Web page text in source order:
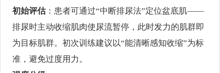
初始评估：患者可通过“中断排尿法”定位盆底肌——
排尿时主动收缩肌肉使尿流暂停，此时发力的肌群即
为目标肌群。初次训练建议以“能清晰感知收缩”为标
准，避免过度用力。